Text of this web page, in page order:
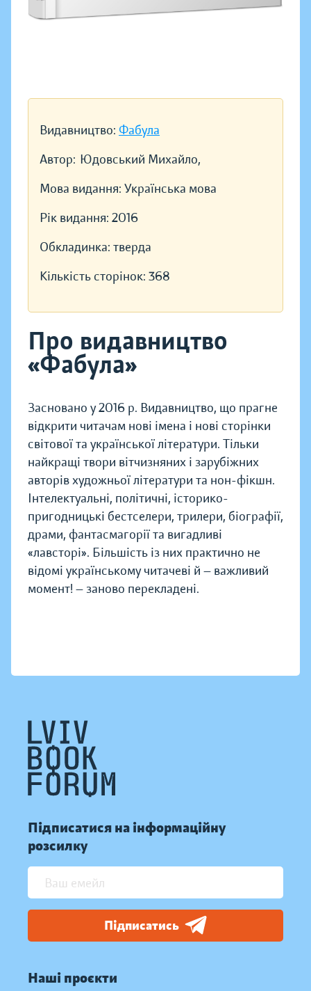
Видавництво: Фабула
Автор: Юдовський Михайло,
Мова видання: Українська мова
Рік видання: 2016
Обкладинка: тверда
Кількість сторінок: 368
Про видавництво
«Фабула»
Засновано у 2016 р. Видавництво, що прагне
відкрити читачам нові імена і нові сторінки
світової та української літератури. Тільки
найкращі твори вітчизняних і зарубіжних
авторів художньої літератури та нон-фікшн.
Інтелектуальні, політичні, історико-
пригодницькі бестселери, трилери, біографії,
драми, фантасмагорії та вигадливі
«лавсторі». Більшість із них практично не
відомі українському читачеві й — важливий
момент! — заново перекладені.
Підписатися на інформаційну
розсилку
Підписатись
Наші проєкти